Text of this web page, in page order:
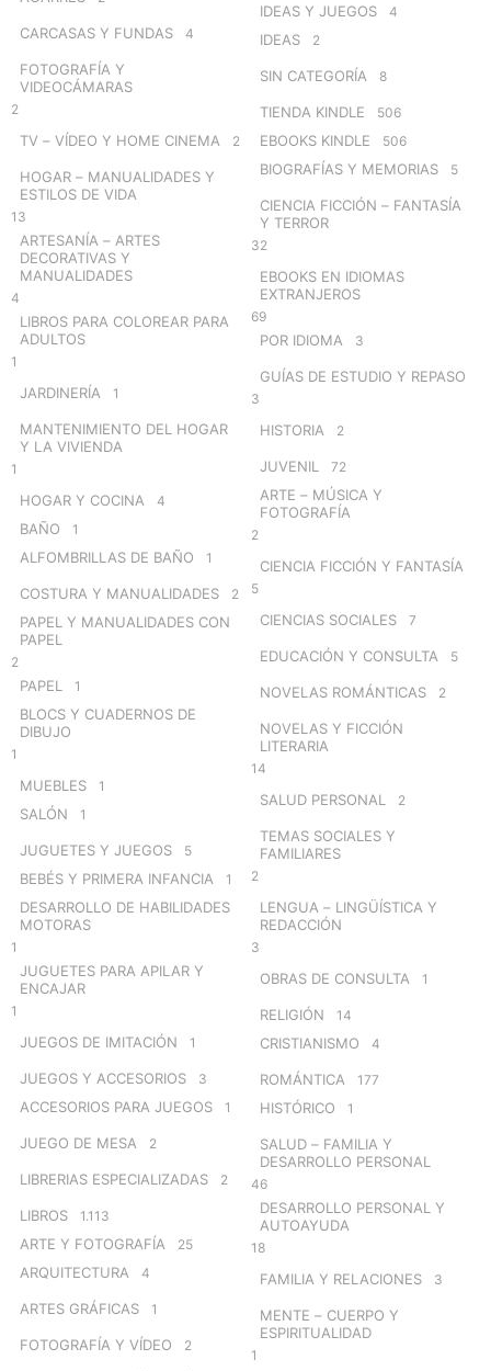
CARCASAS Y FUNDAS 4
FOTOGRAFÍA Y
VIDEOCÁMARAS
2
TV – VÍDEO Y HOME CINEMA 2
HOGAR – MANUALIDADES Y
ESTILOS DE VIDA
13
ARTESANÍA – ARTES
DECORATIVAS Y
MANUALIDADES
4
LIBROS PARA COLOREAR PARA
ADULTOS
1
JARDINERÍA 1
MANTENIMIENTO DEL HOGAR
Y LA VIVIENDA
1
HOGAR Y COCINA 4
BAÑO 1
ALFOMBRILLAS DE BAÑO 1
COSTURA Y MANUALIDADES 2
PAPEL Y MANUALIDADES CON
PAPEL
2
PAPEL 1
BLOCS Y CUADERNOS DE
DIBUJO
1
MUEBLES 1
SALÓN 1
JUGUETES Y JUEGOS 5
BEBÉS Y PRIMERA INFANCIA 1
DESARROLLO DE HABILIDADES
MOTORAS
1
JUGUETES PARA APILAR Y
ENCAJAR
1
JUEGOS DE IMITACIÓN 1
JUEGOS Y ACCESORIOS 3
ACCESORIOS PARA JUEGOS 1
JUEGO DE MESA 2
LIBRERIAS ESPECIALIZADAS 2
LIBROS 1.113
ARTE Y FOTOGRAFÍA 25
ARQUITECTURA 4
ARTES GRÁFICAS 1
FOTOGRAFÍA Y VÍDEO 2
IDEAS Y JUEGOS 4
IDEAS 2
SIN CATEGORÍA 8
TIENDA KINDLE 506
EBOOKS KINDLE 506
BIOGRAFÍAS Y MEMORIAS 5
CIENCIA FICCIÓN – FANTASÍA
Y TERROR
32
EBOOKS EN IDIOMAS
EXTRANJEROS
69
POR IDIOMA 3
GUÍAS DE ESTUDIO Y REPASO
3
HISTORIA 2
JUVENIL 72
ARTE – MÚSICA Y
FOTOGRAFÍA
2
CIENCIA FICCIÓN Y FANTASÍA
5
CIENCIAS SOCIALES 7
EDUCACIÓN Y CONSULTA 5
NOVELAS ROMÁNTICAS 2
NOVELAS Y FICCIÓN
LITERARIA
14
SALUD PERSONAL 2
TEMAS SOCIALES Y
FAMILIARES
2
LENGUA – LINGÜÍSTICA Y
REDACCIÓN
3
OBRAS DE CONSULTA 1
RELIGIÓN 14
CRISTIANISMO 4
ROMÁNTICA 177
HISTÓRICO 1
SALUD – FAMILIA Y
DESARROLLO PERSONAL
46
DESARROLLO PERSONAL Y
AUTOAYUDA
18
FAMILIA Y RELACIONES 3
MENTE – CUERPO Y
ESPIRITUALIDAD
1